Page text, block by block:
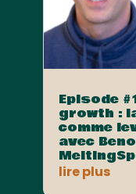
Episode
growth :
comme
avec
lire plus